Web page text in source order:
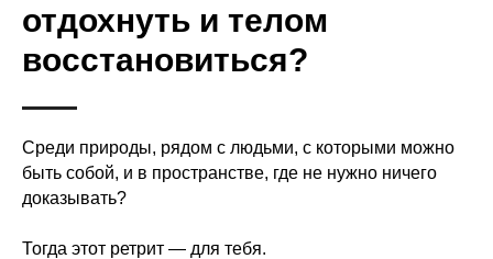
отдохнуть и телом
восстановиться?
Среди природы, рядом с людьми, с которыми можно
быть собой, и в пространстве, где не нужно ничего
доказывать?
Тогда этот ретрит — для тебя.